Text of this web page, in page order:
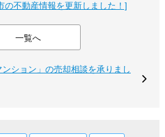
不動産情報を更新しました！]
一覧へ
ション」の売却相談を承りまし